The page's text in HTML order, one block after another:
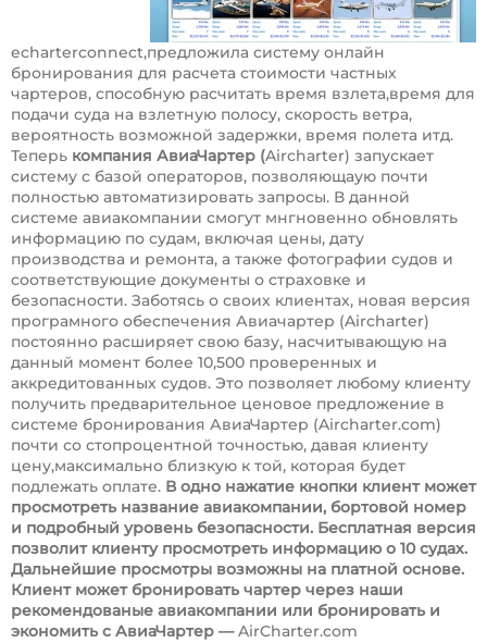
echarterconnect,предложила систему онлайн
бронирования для расчета стоимости частных
чартеров, способную расчитать время взлета,время для
подачи суда на взлетную полосу, скорость ветра,
вероятность возможной задержки, время полета итд.
Теперь компания АвиаЧартер (Aircharter) запускает
систему с базой операторов, позволяющаую почти
полностью автоматизировать запросы. В данной
системе авиакомпании смогут мнгновенно обновлять
информацию по судам, включая цены, дату
производства и ремонта, а также фотографии судов и
соответствующие документы о страховке и
безопасности. Заботясь о своих клиентах, новая версия
програмного обеспечения Авиачартер (Aircharter)
постоянно расширяет свою базу, насчитывающую на
данный момент более 10,500 проверенных и
аккредитованных судов. Это позволяет любому клиенту
получить предварительное ценовое предложение в
системе бронирования АвиаЧартер (Aircharter.com)
почти со стопроцентной точностью, давая клиенту
цену,максимально близкую к той, которая будет
подлежать оплате. В одно нажатие кнопки клиент может
просмотреть название авиакомпании, бортовой номер
и подробный уровень безопасности. Бесплатная версия
позволит клиенту просмотреть информацию о 10 судах.
Дальнейшие просмотры возможны на платной основе.
Клиент может бронировать чартер через наши
рекомендованые авиакомпании или бронировать и
экономить с АвиаЧартер —AirCharter.com